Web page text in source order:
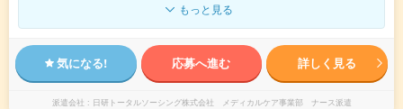
もっと見る
気になる! 応募へ進む 詳しく見る
派遣会社 日研トータルソーシング株式会社 メディカルケア事業部 ナース派遣